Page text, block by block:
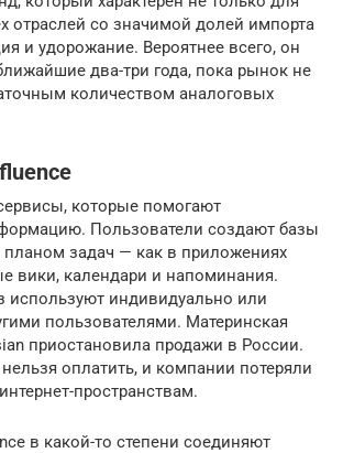
отраслей со значимой долей импорта
и удорожание. Вероятнее всего, он
два-три года, пока рынок не
количеством аналоговых
которые помогают
Пользователи создают базы
планом задач — как в приложениях
вики, календари и напоминания.
используют индивидуально или
пользователями. Материнская
приостановила продажи в России.
оплатить, и компании потеряли
пространствам.
в какой-то степени соединяют